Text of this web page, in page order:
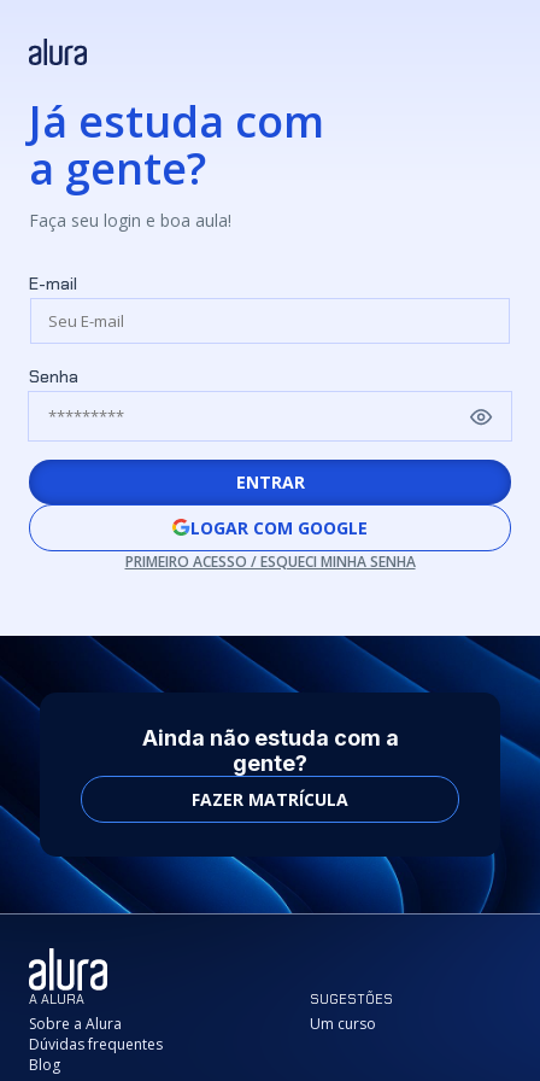
Já estuda com
a gente?
Faça seu login e boa aula!
E-mail
Senha
ENTRAR
LOGAR COM GOOGLE
PRIMEIRO ACESSO / ESQUECI MINHA SENHA
Ainda não estuda com a
gente?
FAZER MATRÍCULA
A ALURA
Sobre a Alura
Dúvidas frequentes
Blog
SUGESTÕES
Um curso